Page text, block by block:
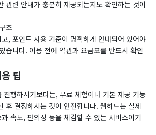
관련 안내가 충분히 제공되는지도 확인하는 것이
조
, 포인트 사용 기준이 명확하게 안내되어 있어야
습니다. 이용 전에 약관과 요금표를 반드시 확인
팁
진행하시기보다는, 무료 체험이나 기본 제공 기능
후 결정하시는 것이 안전합니다. 웹하드는 실제
속도, 편의성 등을 체감할 수 있는 서비스이기